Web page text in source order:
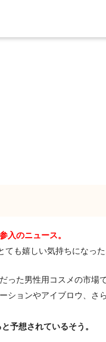
入のニュース。
も嬉しい気持ちになった
った男性用コスメの市場で
ションやアイブロウ、さ
予想されているそう。